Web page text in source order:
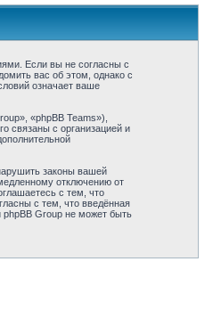
Если вы не согласны с
вас об этом, однако с
означает ваше
«phpBB Teams»),
связаны с организацией и
законы вашей
отключению от
с тем, что
с тем, что введённая
Group не может быть